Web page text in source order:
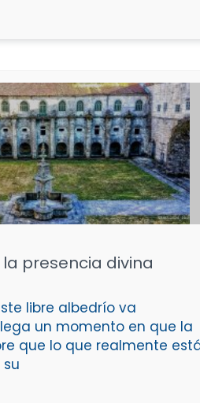
presencia divina
libre albedrío va
un momento en que la
que lo que realmente